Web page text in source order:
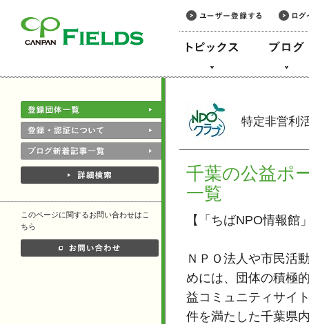
特定非営利
このページに関するお問い合わせはこ
ちら
千葉の公益ポ
一覧
【「ちばNPO情報館
ＮＰＯ法人や市民活
めには、団体の積極
益コミュニティサイ
件を満たした千葉県